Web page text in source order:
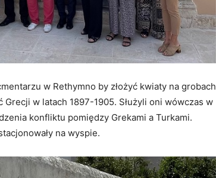
w Rethymno by złożyć kwiaty na grobach
w latach 1897-1905. Służyli oni wówczas w
konfliktu pomiędzy Grekami a Turkami.
na wyspie.